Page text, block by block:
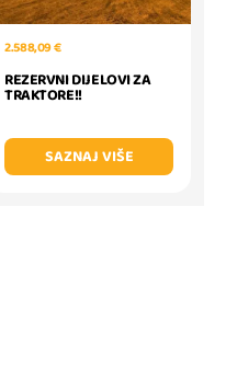
2.588,09 €
REZERVNI DIJELOVI ZA
TRAKTORE!!
SAZNAJ VIŠE